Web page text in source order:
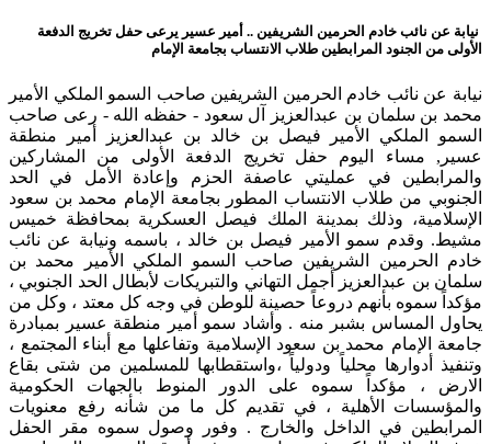
نيابة عن نائب خادم الحرمين الشريفين .. أمير عسير يرعى حفل تخريج الدفعة
الأولى من الجنود المرابطين طلاب الانتساب بجامعة الإمام
نيابة عن نائب خادم الحرمين الشريفين صاحب السمو الملكي الأمير
محمد بن سلمان بن عبدالعزيز آل سعود - حفظه الله - رعى صاحب
السمو الملكي الأمير فيصل بن خالد بن عبدالعزيز أمير منطقة
عسير, مساء اليوم حفل تخريج الدفعة الأولى من المشاركين
والمرابطين في عمليتي عاصفة الحزم وإعادة الأمل في الحد
الجنوبي من طلاب الانتساب المطور بجامعة الإمام محمد بن سعود
الإسلامية، وذلك بمدينة الملك فيصل العسكرية بمحافظة خميس
مشيط. وقدم سمو الأمير فيصل بن خالد ، باسمه ونيابة عن نائب
خادم الحرمين الشريفين صاحب السمو الملكي الأمير محمد بن
سلمان بن عبدالعزيز أجمل التهاني والتبريكات لأبطال الحد الجنوبي ،
مؤكداً سموه بأنهم دروعاً حصينة للوطن في وجه كل معتد ، وكل من
يحاول المساس بشبر منه . وأشاد سمو أمير منطقة عسير بمبادرة
جامعة الإمام محمد بن سعود الإسلامية وتفاعلها مع أبناء المجتمع ،
وتنفيذ أدوارها محلياً ودولياً ،واستقطابها للمسلمين من شتى بقاع
الارض ، مؤكداً سموه على الدور المنوط بالجهات الحكومية
والمؤسسات الأهلية ، في تقديم كل ما من شأنه رفع معنويات
المرابطين في الداخل والخارج . وفور وصول سموه مقر الحفل